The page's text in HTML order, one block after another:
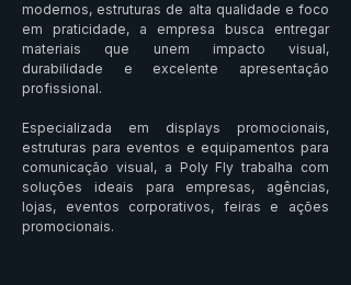
modernos, estruturas de alta qualidade e foco
em praticidade, a empresa busca entregar
materiais que unem impacto visual,
durabilidade e excelente apresentação
profissional.
Especializada em displays promocionais,
estruturas para eventos e equipamentos para
comunicação visual, a Poly Fly trabalha com
soluções ideais para empresas, agências,
lojas, eventos corporativos, feiras e ações
promocionais.